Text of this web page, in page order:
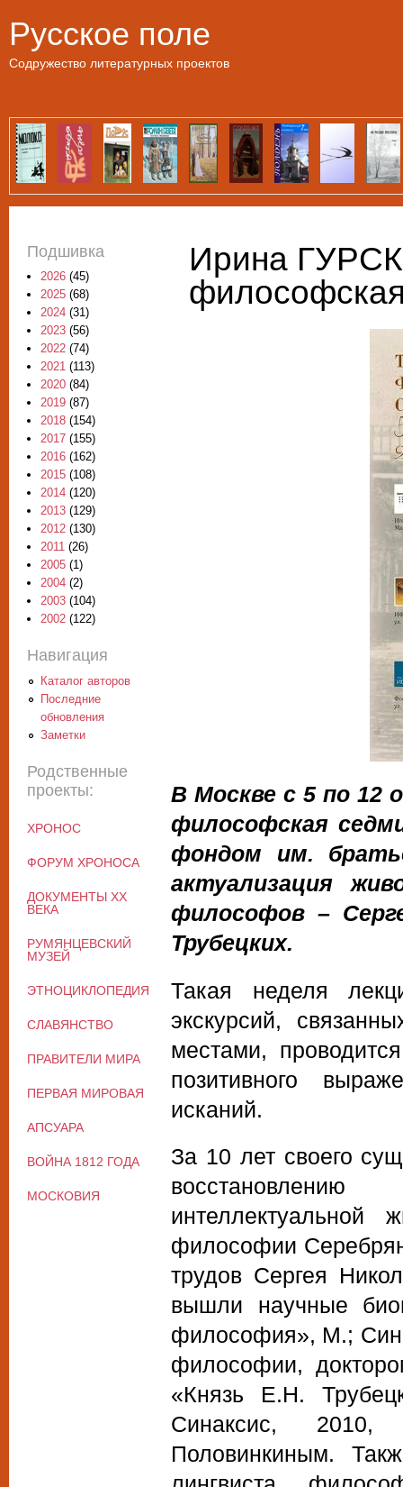
Русское поле
Содружество литературных проектов
Ирина
В Москве с 5 по 12
философская
фондом им.
актуализация
философов –
Трубецких.
Такая неделя
экскурсий,
местами,
позитивного
исканий.
За 10 лет своего
философии
трудов Сергея
вышли научные
философия», М.;
философии,
«Князь Е.Н.
Синаксис,
Половинкиным.
Подшивка
2026 (45)
2025 (68)
2024 (31)
2023 (56)
2022 (74)
2021 (113)
2020 (84)
2019 (87)
2018 (154)
2017 (155)
2016 (162)
2015 (108)
2014 (120)
2013 (129)
2012 (130)
2011 (26)
2005 (1)
2004 (2)
2003 (104)
2002 (122)
Навигация
Каталог авторов
Последние
обновления
Заметки
Родственные
проекты:
ХРОНОС
ФОРУМ ХРОНОСА
ДОКУМЕНТЫ XX
ВЕКА
РУМЯНЦЕВСКИЙ
МУЗЕЙ
ЭТНОЦИКЛОПЕДИЯ
СЛАВЯНСТВО
ПРАВИТЕЛИ МИРА
ПЕРВАЯ МИРОВАЯ
АПСУАРА
ВОЙНА 1812 ГОДА
МОСКОВИЯ